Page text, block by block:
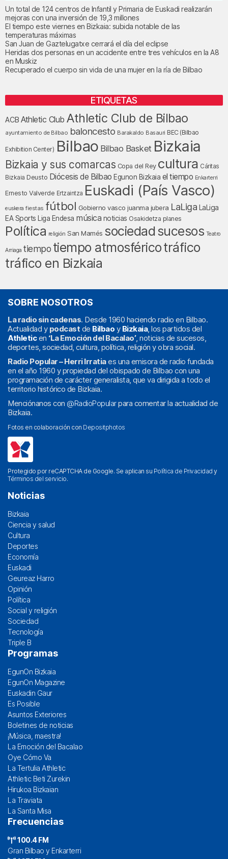
Un total de 124 centros de Infantil y Primaria de Euskadi realizarán
mejoras con una inversión de 19,3 millones
El tiempo este viernes en Bizkaia: subida notable de las
temperaturas máximas
San Juan de Gaztelugatxe cerrará el día del eclipse
Heridas dos personas en un accidente entre tres vehículos en la A8
en Muskiz
Recuperado el cuerpo sin vida de una mujer en la ría de Bilbao
ETIQUETAS
ACB Athletic Club Athletic Club de Bilbao
ayuntamiento de Bilbao baloncesto Barakaldo Basauri BEC (Bilbao
Exhibition Center) Bilbao Bilbao Basket Bizkaia
Bizkaia y sus comarcas Copa del Rey cultura Cáritas
Bizkaia Deusto Diócesis de Bilbao Egunon Bizkaia el tiempo Enkarterri
Ernesto Valverde Ertzaintza Euskadi (País Vasco)
euskera fiestas fútbol Gobierno vasco juanma jubera LaLiga LaLiga
EA Sports
Liga Endesa música noticias Osakidetza planes
Política religión San Mamés sociedad sucesos Teatro
Arriaga tiempo tiempo atmosféricotráfico
tráfico en Bizkaia
SOBRE NOSOTROS
La radio sin cadenas. Desde 1960 haciendo radio en Bilbao.
Actualidad y podcast de Bilbao y Bizkaia, los partidos del
Athleticen ‘La Emoción del Bacalao’, noticias de sucesos,
deportes, sociedad, cultura, política, religión y obra social.
Radio Popular – Herri Irratiaes una emisora de radio fundada
en el año 1960 y propiedad del obispado de Bilbao con una
programación de carácter generalista, que va dirigida a todo el
territorio histórico de Bizkaia.
Menciónanos con @RadioPopularpara comentar la actualidad de
Bizkaia.
Fotos en colaboración con Depositphotos
Protegido por reCAPTCHA de Google. Se aplican su Política de Privacidad y
Términos del servicio.
Noticias
Bizkaia
Ciencia y salud
Cultura
Deportes
Economía
Euskadi
Geureaz Harro
Opinión
Política
Social y religión
Sociedad
Tecnología
Triple B
Programas
EgunOn Bizkaia
EgunOn Magazine
Euskadin Gaur
Es Posible
Asuntos Exteriores
Boletines de noticias
¡Música, maestra!
La Emoción del Bacalao
Oye Cómo Va
La Tertulia Athletic
Athletic Beti Zurekin
Hirukoa Bizkaian
La Traviata
La Santa Misa
Frecuencias
100.4 FM
Gran Bilbao y Enkarterri